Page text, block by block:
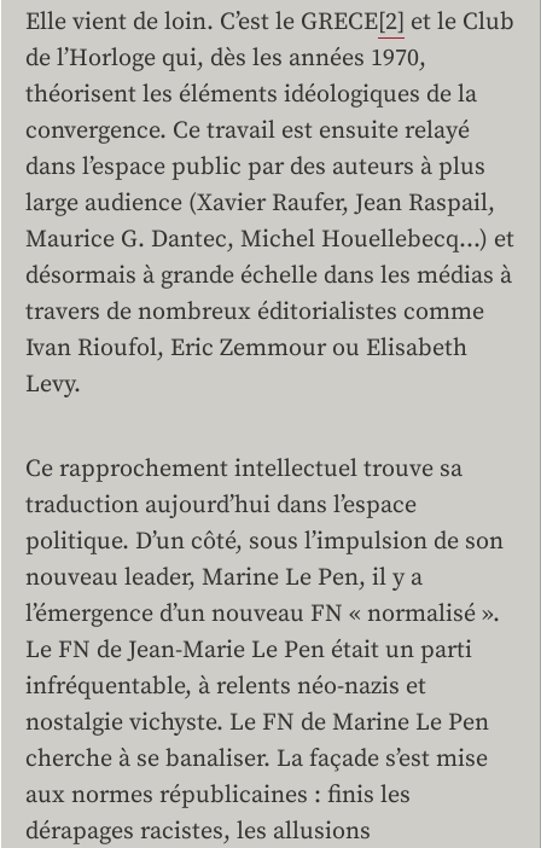
Elle vient de loin. C’est le GRECE[2] et le Club
de l’Horloge qui, dès les années 1970,
théorisent les éléments idéologiques de la
convergence. Ce travail est ensuite relayé
dans l’espace public par des auteurs à plus
large audience (Xavier Raufer, Jean Raspail,
Maurice G. Dantec, Michel Houellebecq…) et
désormais à grande échelle dans les médias à
travers de nombreux éditorialistes comme
Ivan Rioufol, Eric Zemmour ou Elisabeth
Levy.
Ce rapprochement intellectuel trouve sa
traduction aujourd’hui dans l’espace
politique. D’un côté, sous l’impulsion de son
nouveau leader, Marine Le Pen, il y a
l’émergence d’un nouveau FN « normalisé ».
Le FN de Jean-Marie Le Pen était un parti
infréquentable, à relents néo-nazis et
nostalgie vichyste. Le FN de Marine Le Pen
cherche à se banaliser. La façade s’est mise
aux normes républicaines : finis les
dérapages racistes, les allusions